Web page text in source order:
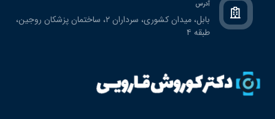
آدرس
بابل، ميدان كشوري، سرداران ٢، ساختمان پزشكان روجين،
طبقه ٤